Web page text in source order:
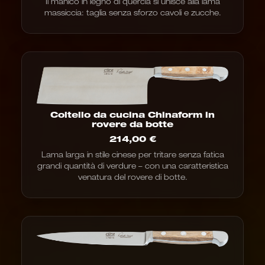
massiccia: taglia senza sforzo cavoli e zucche.
Coltello da cucina Chinaform in
rovere da botte
214,00 €
Lama larga in stile cinese per tritare senza fatica
grandi quantità di verdure – con una caratteristica
venatura del rovere di botte.